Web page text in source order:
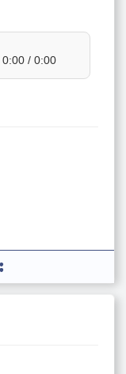
0:00 / 0:00